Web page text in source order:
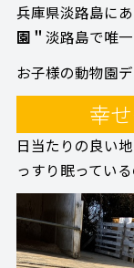
兵庫県淡路島に
園＂ 淡路島で唯
お子様の動物園
幸
日当たりの良い
っすり眠ってい